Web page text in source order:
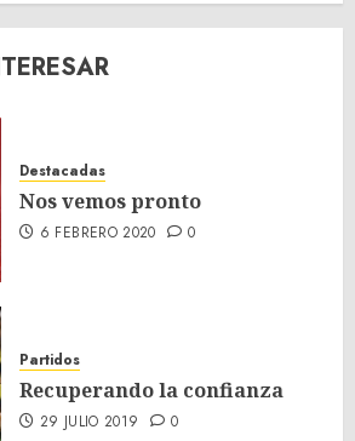
Destacadas
Nos vemos pronto
6 FEBRERO 2020 0
Partidos
Recuperando la confianza
29 JULIO 2019 0